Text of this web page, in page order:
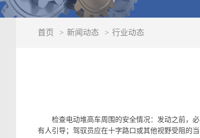
首页 新闻动态 行业动态
检查电动堆高车周围的安全情况：发动之前，
有人引导；驾驭员应在十字路口或其他视野受阻的